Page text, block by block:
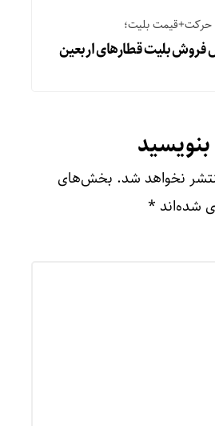
حرکت+قیمت بلیت؛
بلیت قطارهای اربعین
نخواهد شد. بخش‌های
شده‌اند *